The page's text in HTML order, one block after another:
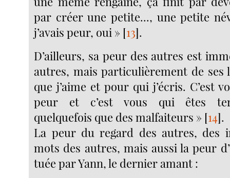
par créer une petite..., une petite
j’avais peur, oui » [13].
D’ailleurs, sa peur des autres est
autres, mais particulièrement de ses
que j’aime et pour qui j’écris. C’est
peur et c’est vous qui êtes
quelquefois que des malfaiteurs » [14].
La peur du regard des autres, des
mots des autres, mais aussi la peur
tuée par Yann, le dernier amant :